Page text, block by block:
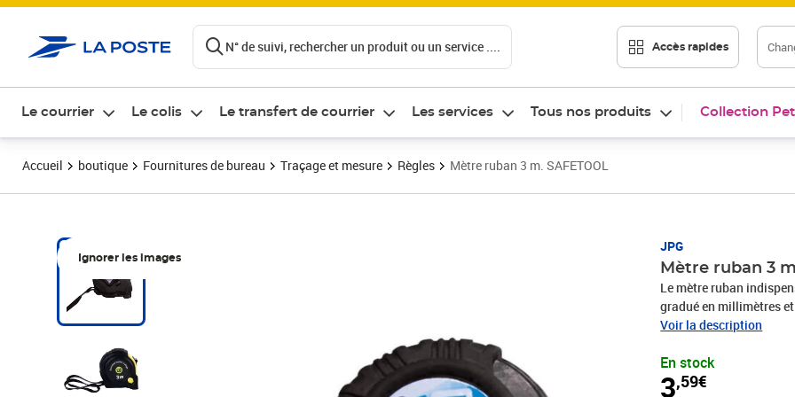
N° de suivi, rechercher un produit ou un service .... Accès rapides
Le courrier Le colis Le transfert de courrier Les services Tous nos produits Collection
Accueil boutique Fournitures de bureau Traçage et mesure Règles Mètre ruban 3 m. SAFETOOL
Ignorer les images
JPG
Mètre ruban 3
Le mètre ruban
gradué en millimètres
maçonnerie ou les
équipé d'un clip qui
permet de le garder à
Voir la description
En stock
3,59€
Prix 3,59€